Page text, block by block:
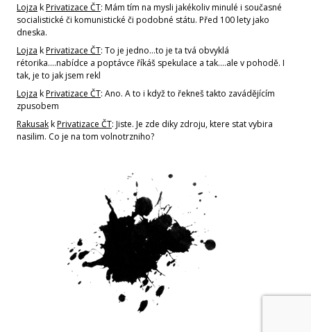
Lojza kPrivatizace ČT: Mám tím na mysli jakékoliv minulé i současné
socialistické či komunistické či podobné státu. Před 100 lety jako
dneska.
Lojza kPrivatizace ČT: To je jedno...to je ta tvá obvyklá
rétorika....nabídce a poptávce říkáš spekulace a tak....ale v pohodě. I
tak, je to jak jsem rekl
Lojza kPrivatizace ČT: Ano. A to i když to řekneš takto zavádějícím
zpusobem
RakusakkPrivatizace ČT: Jiste. Je zde diky zdroju, ktere stat vybira
nasilim. Co je na tom volnotrzniho?